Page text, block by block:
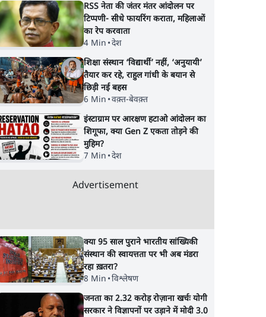
RSS नेता की जंतर मंतर आंदोलन पर
टिप्पणी- सीधे फायरिंग कराता, महिलाओं
का रेप करवाता
4 Min •देश
शिक्षा संस्थान ‘विद्यार्थी’ नहीं, ‘अनुयायी’
तैयार कर रहे, राहुल गांधी के बयान से
छिड़ी नई बहस
6 Min •वक़्त-बेवक़्त
इंस्टाग्राम पर आरक्षण हटाओ आंदोलन का
शिगूफा, क्या Gen Z एकता तोड़ने की
मुहिम?
7 Min •देश
Advertisement
क्या 95 साल पुराने भारतीय सांख्यिकी
संस्थान की स्वायत्तता पर भी अब मंडरा
रहा ख़तरा?
8 Min •विश्लेषण
जनता का 2.32 करोड़ रोज़ाना खर्चः योगी
सरकार ने विज्ञापनों पर उड़ाने में मोदी 3.0